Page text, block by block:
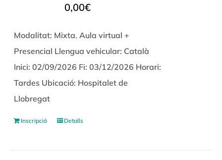
0,00€
Modalitat: Mixta. Aula virtual +
Presencial Llengua vehicular: Català
Inici: 02/09/2026 Fi: 03/12/2026 Horari:
Tardes Ubicació: Hospitalet de
Llobregat
Inscripció Detalls